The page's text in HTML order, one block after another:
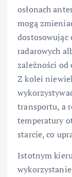
osłonach
mogą
dostosowując
radarowych
zależności
Z kolei
transportu, a
temperatury
starcie, co
Istotnym